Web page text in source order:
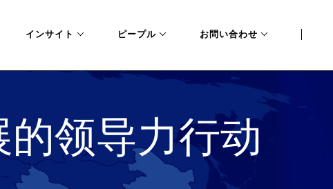
インサイト ピープル お問い合わせ
领导力行动